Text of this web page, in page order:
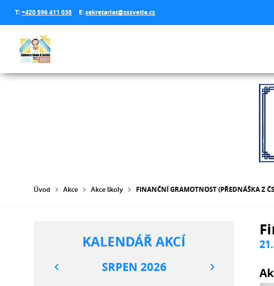
T:+420 596 411 038 E:sekretariat@zssvetle.cz
Úvod Akce Akce školy FINANČNÍ GRAMOTNOST (PŘEDNÁŠKA Z
KALENDÁŘ AKCÍ
SRPEN 2026